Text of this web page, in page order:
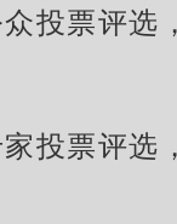
投票评选
投票评选